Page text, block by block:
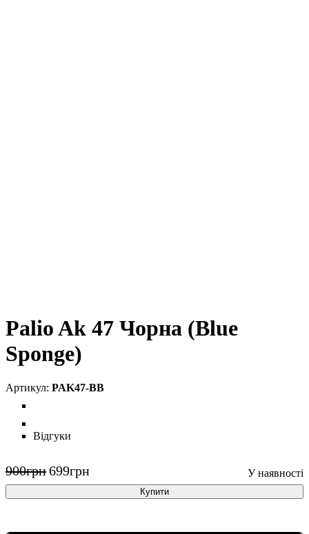
Palio Ak 47 Чорна (Blue
Sponge)
PAK47-BB
Відгуки
900грн699грн
Купити